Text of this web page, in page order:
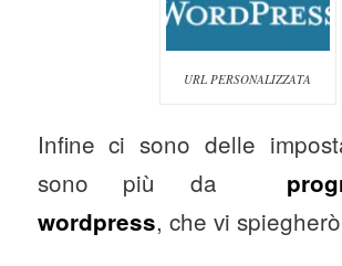
URL PERSONALIZZATA
Infine ci sono delle
sono più da
wordpress, che vi